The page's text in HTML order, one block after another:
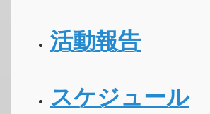
活動報告
スケジュール